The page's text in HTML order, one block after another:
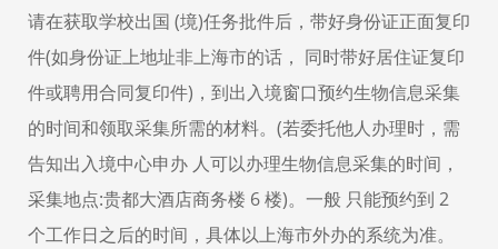
请在获取学校出国 (境)任务批件后，带好身份证正面复印
件(如身份证上地址非上海市的话， 同时带好居住证复印
件或聘用合同复印件)，到出入境窗口预约生物信息采集
的时间和领取采集所需的材料。(若委托他人办理时，需
告知出入境中心申办 人可以办理生物信息采集的时间，
采集地点:贵都大酒店商务楼 6 楼)。一般 只能预约到 2
个工作日之后的时间，具体以上海市外办的系统为准。